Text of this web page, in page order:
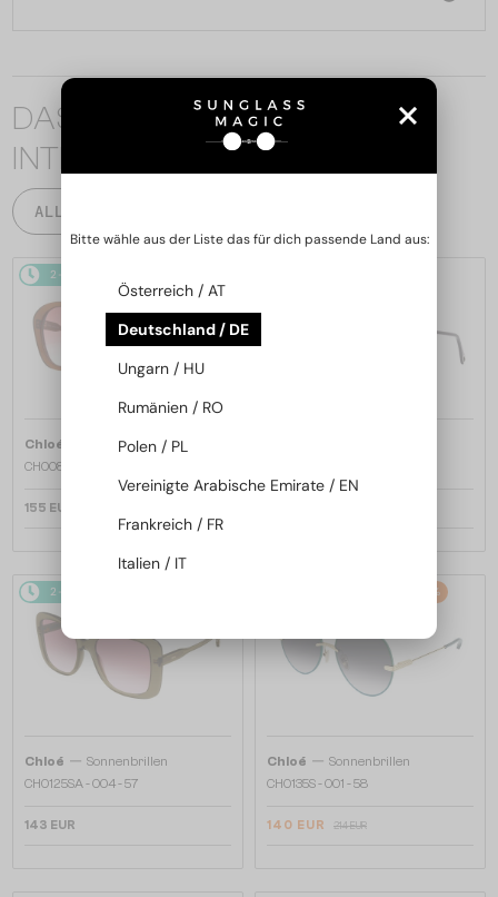
DAS KÖNNTE SIE AUCH
INTERESSIEREN
ALLE PRODUKTE
2-4 WERKTAGE
Chloé
Sonnenbrillen
CH0081S - 002 - 55
155 EUR
2-4 WERKTAGE
Chloé — Sonnenbrillen
CH0125SA - 004 - 57
143 EUR
-34%
Chloé — Sonnenbrillen
CH0135S - 001 - 58
140 EUR 214 EUR
Bitte wähle aus der Liste das für dich passende Land aus:
Österreich / AT
Deutschland / DE
Ungarn / HU
Rumänien / RO
Polen / PL
Vereinigte Arabische Emirate / EN
Frankreich / FR
Italien / IT